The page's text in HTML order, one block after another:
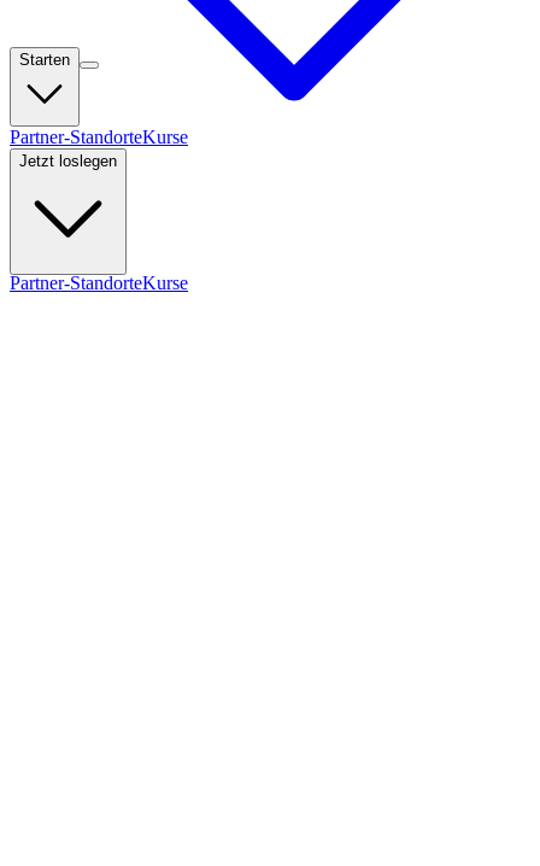
Starten
Partner-StandorteKurse
Jetzt loslegen
Partner-StandorteKurse